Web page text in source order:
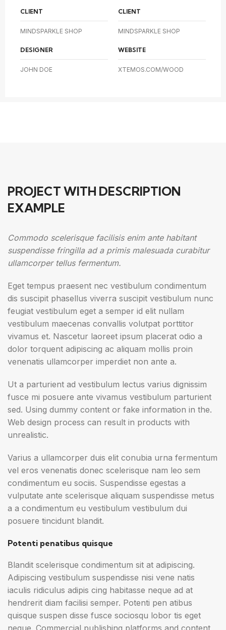
CLIENT
MINDSPARKLE SHOP
CLIENT
MINDSPARKLE SHOP
DESIGNER
JOHN DOE
WEBSITE
XTEMOS.COM/WOOD
PROJECT WITH DESCRIPTION
EXAMPLE
Commodo scelerisque facilisis enim ante habitant
suspendisse fringilla ad a primis malesuada curabitur
ullamcorper tellus fermentum.
Eget tempus praesent nec vestibulum condimentum
dis suscipit phasellus viverra suscipit vestibulum nunc
feugiat vestibulum eget a semper id elit nullam
vestibulum maecenas convallis volutpat porttitor
vivamus et. Nascetur laoreet ipsum placerat odio a
dolor torquent adipiscing ac aliquam mollis proin
venenatis ullamcorper imperdiet non ante a.
Ut a parturient ad vestibulum lectus varius dignissim
fusce mi posuere ante vivamus vestibulum parturient
sed. Using dummy content or fake information in the.
Web design process can result in products with
unrealistic.
Varius a ullamcorper duis elit conubia urna fermentum
vel eros venenatis donec scelerisque nam leo sem
condimentum eu sociis. Suspendisse egestas a
vulputate ante scelerisque aliquam suspendisse metus
a a condimentum eu vestibulum vestibulum dui
posuere tincidunt blandit.
Potenti penatibus quisque
Blandit scelerisque condimentum sit at adipiscing.
Adipiscing vestibulum suspendisse nisi vene natis
iaculis ridiculus adipis cing habitasse neque ad at
hendrerit diam facilisi semper. Potenti pen atibus
quisque suspen disse fusce sociosqu lobor tis eget
neque. Commercial publishing platforms and content